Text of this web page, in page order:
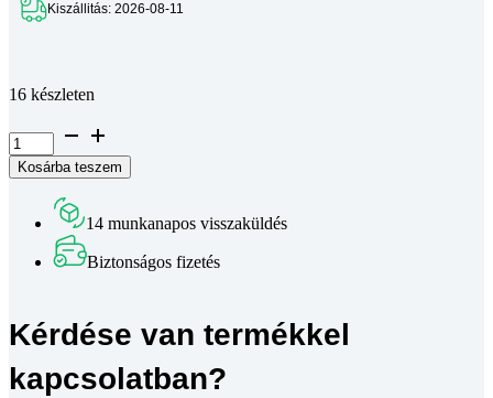
Kiszállitás: 2026-08-11
16 készleten
SC10LUU
lineáris
csúszka
Kosárba teszem
14 munkanapos visszaküldés
Biztonságos fizetés
Kérdése van termékkel
kapcsolatban?